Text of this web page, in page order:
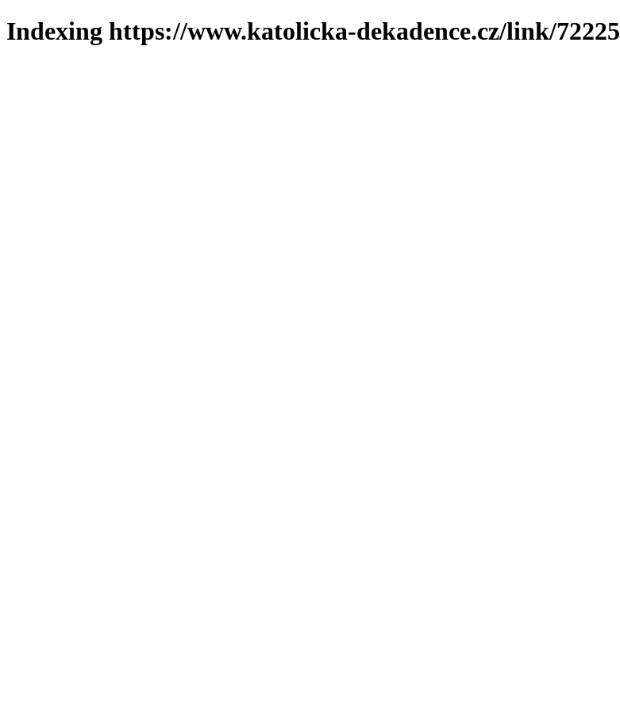
Indexing https://www.katolicka-dekadence.cz/link/72225